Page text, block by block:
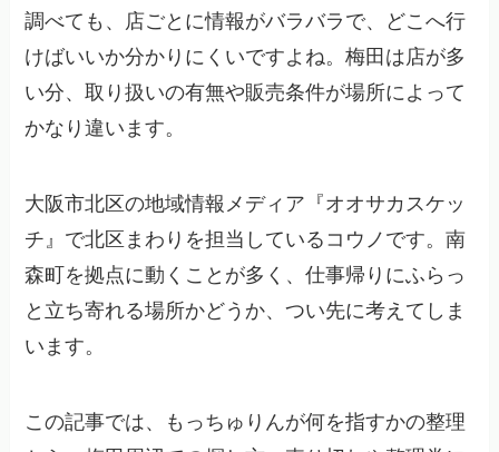
調べても、店ごとに情報がバラバラで、どこへ行
けばいいか分かりにくいですよね。梅田は店が多
い分、取り扱いの有無や販売条件が場所によって
かなり違います。
大阪市北区の地域情報メディア『オオサカスケッ
チ』で北区まわりを担当しているコウノです。南
森町を拠点に動くことが多く、仕事帰りにふらっ
と立ち寄れる場所かどうか、つい先に考えてしま
います。
この記事では、もっちゅりんが何を指すかの整理